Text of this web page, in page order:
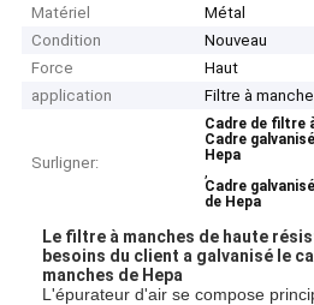
Matériel
Métal
Condition
Nouveau
Force
Haut
application
Filtre à
Surligner:
Cadre de filtre
Cadre
Hepa
,
Cadre
de Hepa
Le filtre à manches de haute
besoins du client a galvanisé le
manches de Hepa
L'épurateur d'air se compose